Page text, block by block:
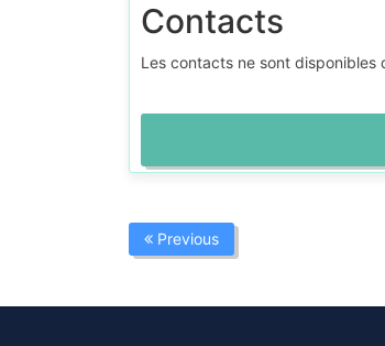
Contacts
Les contacts ne sont disponibles
Previous